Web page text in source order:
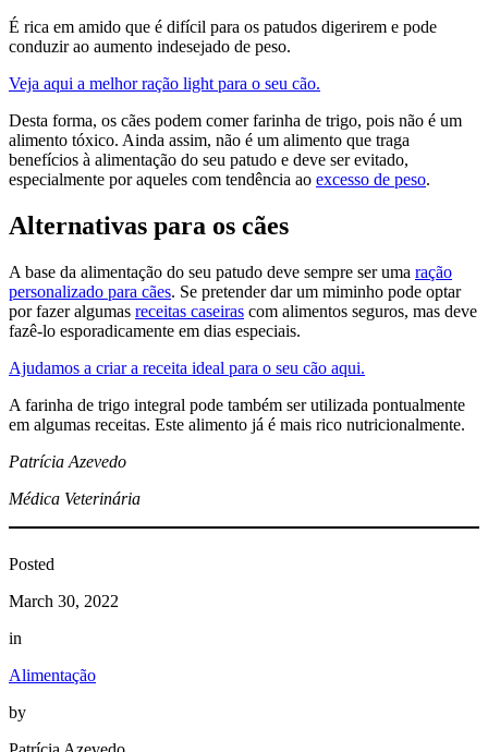
É rica em amido que é difícil para os patudos digerirem e pode
conduzir ao aumento indesejado de peso.
Veja aqui a melhor ração light para o seu cão.
Desta forma, os cães podem comer farinha de trigo, pois não é um
alimento tóxico. Ainda assim, não é um alimento que traga
benefícios à alimentação do seu patudo e deve ser evitado,
especialmente por aqueles com tendência ao excesso de peso.
Alternativas para os cães
A base da alimentação do seu patudo deve sempre ser uma ração
personalizado para cães. Se pretender dar um miminho pode optar
por fazer algumas receitas caseiras com alimentos seguros, mas deve
fazê-lo esporadicamente em dias especiais.
Ajudamos a criar a receita ideal para o seu cão aqui.
A farinha de trigo integral pode também ser utilizada pontualmente
em algumas receitas. Este alimento já é mais rico nutricionalmente.
Patrícia Azevedo
Médica Veterinária
Posted
March 30, 2022
in
Alimentação
by